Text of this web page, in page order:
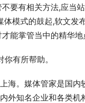
要有相关方法,应当
模式的鼓起,软文
能掌管当中的精华地
有所帮助。
海。媒体管家是国
外知名企业和各类